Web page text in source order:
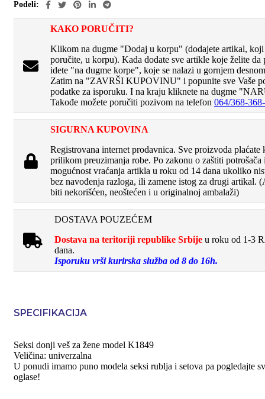
Podeli:
KAKO PORUČITI?
Klikom na dugme "Dodaj u korpu" (dodajete artikal, koji
poručite, u korpu). Kada dodate sve artikle koje želite da
idete "na dugme korpe", koje se nalazi u gornjem
Zatim na "ZAVRŠI KUPOVINU" i popunite sve Vaše
podatke za isporuku. I na kraju kliknete na dugme
Takođe možete poručiti pozivom na telefon 064/368-
SIGURNA KUPOVINA
Registrovana internet prodavnica. Sve proizvoda plaćate
prilikom preuzimanja robe. Po zakonu o zaštiti potrošača
mogućnost vraćanja artikla u roku od 14 dana ukoliko
bez navođenja razloga, ili zamene istog za drugi artikal.
biti nekorišćen, neoštećen i u originalnoj ambalaži)
DOSTAVA POUZEĆEM
Dostava na teritoriji republike Srbijeu roku od 1-3
dana.
Isporuku vrši kurirska služba od 8 do 16h.
SPECIFIKACIJA
Seksi donji veš za žene model K1849
Veličina: univerzalna
U ponudi imamo puno modela seksi rublja i setova pa pogledajte
oglase!